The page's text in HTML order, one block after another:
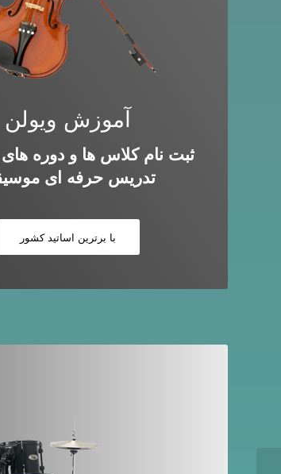
آموزش ویولن
ثبت نام کلاس ها و دوره
تدریس حرفه ای
با برترین اساتید کشور